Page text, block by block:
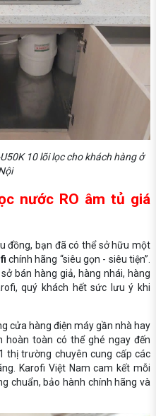
10 lõi lọc cho khách hàng ở
nước RO âm tủ giá
đồng, bạn đã có thể sở hữu một
chính hãng “siêu gọn - siêu tiện”.
bán hàng giả, hàng nhái, hàng
quý khách hết sức lưu ý khi
cửa hàng điện máy gần nhà hay
toàn có thể ghé ngay đến
thị trường chuyên cung cấp các
Karofi Việt Nam cam kết mỗi
chuẩn, bảo hành chính hãng và